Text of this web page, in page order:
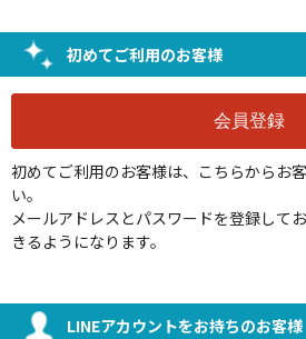
初めてご利用のお客様
初めてご利用のお客様は、こちらからお
い。
メールアドレスとパスワードを登録して
きるようになります。
LINEアカウントをお持ちのお客様